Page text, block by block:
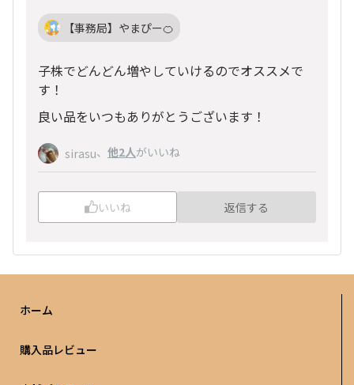
【事務局】やまぴー🍊
子株でどんどん増やしていけるのでオススメで
す！
良い品をいつもありがとうございます！
sirasu、 他2人がいいね
いいね 返信する
ホーム
購入品レビュー